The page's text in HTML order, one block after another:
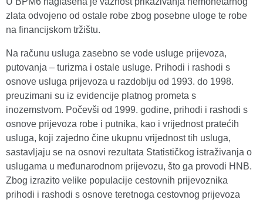
zlata odvojeno od ostale robe zbog posebne uloge te robe
na financijskom tržištu.
Na računu usluga zasebno se vode usluge prijevoza,
putovanja – turizma i ostale usluge. Prihodi i rashodi s
osnove usluga prijevoza u razdoblju od 1993. do 1998.
preuzimani su iz evidencije platnog prometa s
inozemstvom. Počevši od 1999. godine, prihodi i rashodi s
osnove prijevoza robe i putnika, kao i vrijednost pratećih
usluga, koji zajedno čine ukupnu vrijednost tih usluga,
sastavljaju se na osnovi rezultata Statističkog istraživanja o
uslugama u međunarodnom prijevozu, što ga provodi HNB.
Zbog izrazito velike populacije cestovnih prijevoznika
prihodi i rashodi s osnove teretnoga cestovnog prijevoza